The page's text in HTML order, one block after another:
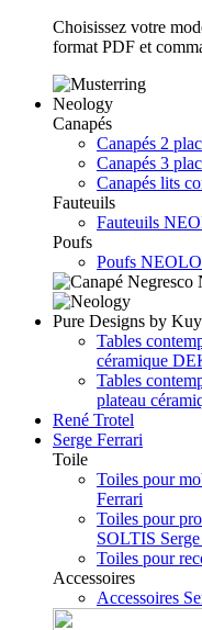
Choisissez votre
format PDF et
Neology
Canapés
Canapés 2
Canapés 3
Canapés lits
Fauteuils
Fauteuils
Poufs
Poufs
Pure Designs by
Tables
céramique
Tables
plateau
René Trotel
Serge Ferrari
Toile
Toiles pour
Ferrari
Toiles pour
SOLTIS
Toiles pour
Accessoires
Accessoires